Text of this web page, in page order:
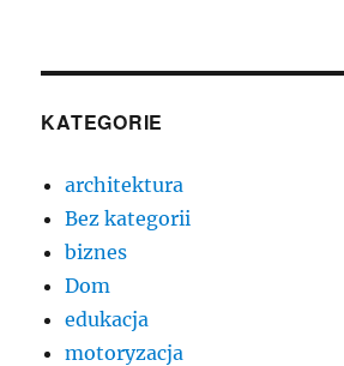
KATEGORIE
architektura
Bez kategorii
biznes
Dom
edukacja
motoryzacja